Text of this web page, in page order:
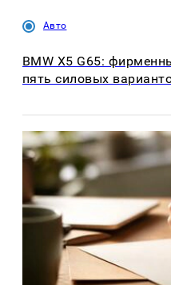
Авто
BMW X5 G65:
пять силовых